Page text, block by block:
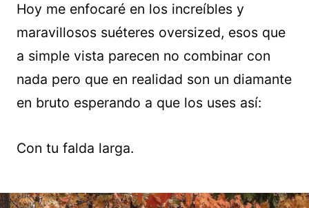
Hoy me enfocaré en los increíbles y
maravillosos suéteres oversized, esos que
a simple vista parecen no combinar con
nada pero que en realidad son un diamante
en bruto esperando a que los uses así:
Con tu falda larga.